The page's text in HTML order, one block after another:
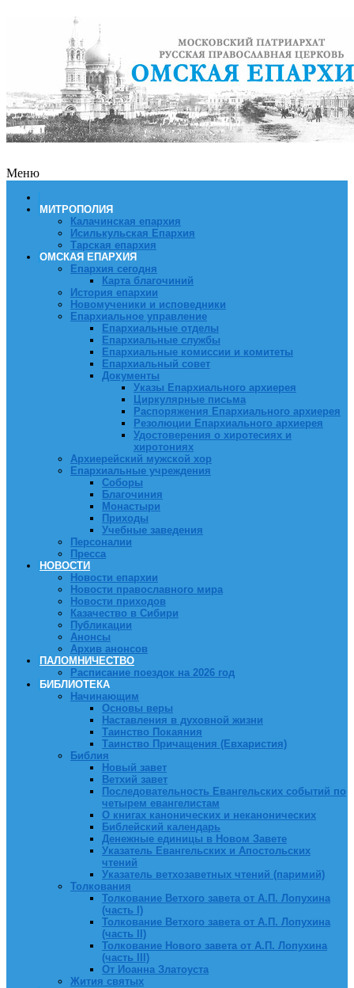
Меню
МИТРОПОЛИЯ
Калачинская епархия
Исилькульская Епархия
Тарская епархия
ОМСКАЯ ЕПАРХИЯ
Епархия сегодня
Карта благочиний
История епархии
Новомученики и исповедники
Епархиальное управление
Епархиальные отделы
Епархиальные службы
Епархиальные комиссии и комитеты
Епархиальный совет
Документы
Указы Епархиального архиерея
Циркулярные письма
Распоряжения Епархиального архиерея
Резолюции Епархиального архиерея
Удостоверения о хиротесиях и
хиротониях
Архиерейский мужской хор
Епархиальные учреждения
Соборы
Благочиния
Монастыри
Приходы
Учебные заведения
Персоналии
Пресса
НОВОСТИ
Новости епархии
Новости православного мира
Новости приходов
Казачество в Сибири
Публикации
Анонсы
Архив анонсов
ПАЛОМНИЧЕСТВО
Расписание поездок на 2026 год
БИБЛИОТЕКА
Начинающим
Основы веры
Наставления в духовной жизни
Таинство Покаяния
Таинство Причащения (Евхаристия)
Библия
Новый завет
Ветхий завет
Последовательность Евангельских событий по
четырем евангелистам
О книгах канонических и неканонических
Библейский календарь
Денежные единицы в Новом Завете
Указатель Евангельских и Апостольских
чтений
Указатель ветхозаветных чтений (паримий)
Толкования
Толкование Ветхого завета от А.П. Лопухина
(часть I)
Толкование Ветхого завета от А.П. Лопухина
(часть II)
Толкование Нового завета от А.П. Лопухина
(часть III)
От Иоанна Златоуста
Жития святых